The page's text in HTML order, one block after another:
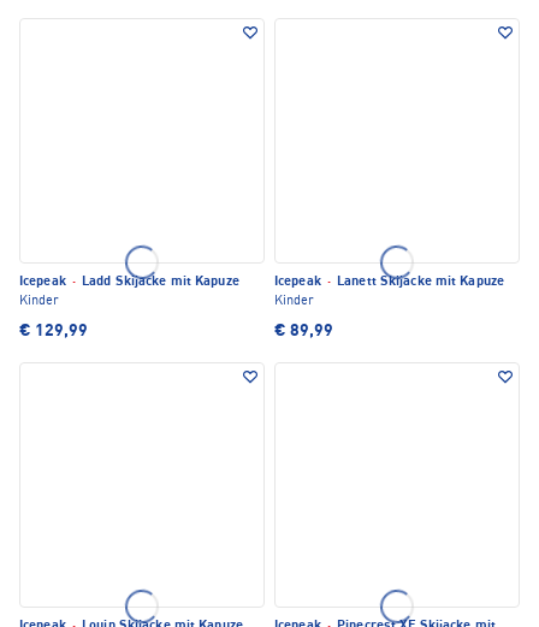
Icepeak · Ladd Skijacke mit Kapuze
Kinder
€ 129,99
Icepeak · Lanett Skijacke mit Kapuze
Kinder
€ 89,99